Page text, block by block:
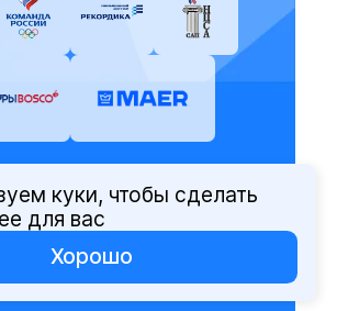
комитет России,
персональных
куки, чтобы сделать
для вас
Хорошо